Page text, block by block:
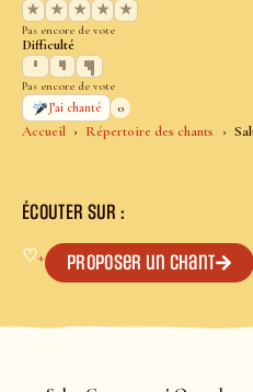
Accueil Répertoire des chants
★
★ ★ ★ ★
Pas encore de vote
Difficulté
Pas encore de vote
J’ai chanté
0
ÉCOUTER SUR :
♡+ Proposer un chant